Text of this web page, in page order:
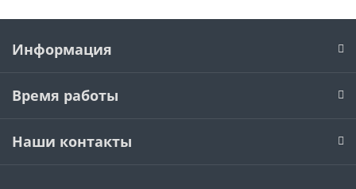
Информация
Время работы
Наши контакты